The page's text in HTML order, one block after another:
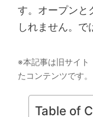
す。オープンと
しれません。で
※本記事は旧サイト
たコンテンツです。
Table of